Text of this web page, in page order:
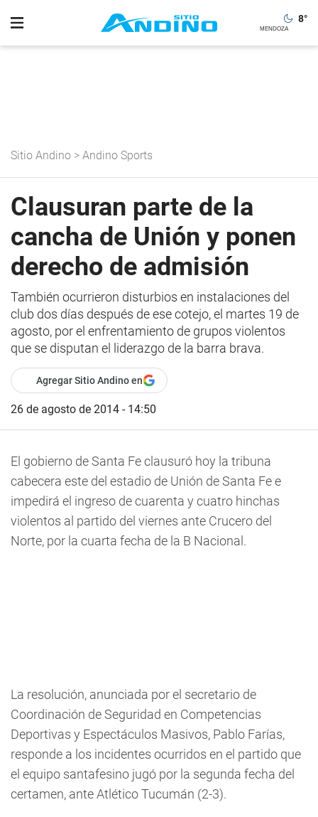
8°
Sitio Andino > Andino Sports
Clausuran parte de la
cancha de Unión y ponen
derecho de admisión
También ocurrieron disturbios en instalaciones del
club dos días después de ese cotejo, el martes 19 de
agosto, por el enfrentamiento de grupos violentos
que se disputan el liderazgo de la barra brava.
Agregar Sitio Andino en
26 de agosto de 2014 - 14:50
El gobierno de Santa Fe clausuró hoy la tribuna
cabecera este del estadio de Unión de Santa Fe e
impedirá el ingreso de cuarenta y cuatro hinchas
violentos al partido del viernes ante Crucero del
Norte, por la cuarta fecha de la B Nacional.
La resolución, anunciada por el secretario de
Coordinación de Seguridad en Competencias
Deportivas y Espectáculos Masivos, Pablo Farías,
responde a los incidentes ocurridos en el partido que
el equipo santafesino jugó por la segunda fecha del
certamen, ante Atlético Tucumán (2-3).